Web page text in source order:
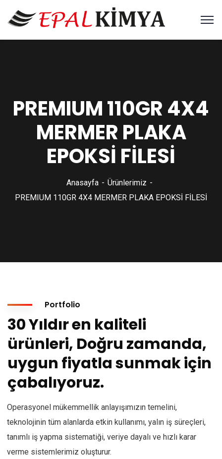
PREMIUM 110GR 4X4
MERMER PLAKA
EPOKSİ FİLESİ
Anasayfa
Ürünlerimiz
PREMIUM 110GR 4X4 MERMER PLAKA EPOKSİ FİLESİ
Portfolio
30 Yıldır en kaliteli
ürünleri, Doğru zamanda,
uygun fiyatla sunmak için
çabalıyoruz.
Operasyonel mükemmellik anlayışımızın temelini,
teknolojinin tüm alanlarda etkin kullanımı, yalın iş süreçleri,
tanımlı iş yapma sistematiği, veriye dayalı ve hızlı karar
verme sistemlerimiz oluşturur.